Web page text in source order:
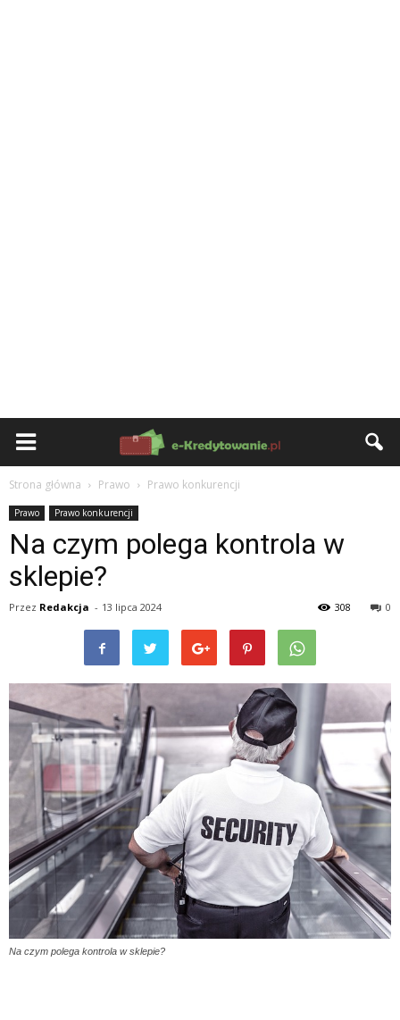
Strona główna Prawo Prawo konkurencji
Prawo Prawo konkurencji
Na czym polega kontrola w
sklepie?
Przez Redakcja - 13 lipca 2024 0
308
Na czym polega kontrola w sklepie?